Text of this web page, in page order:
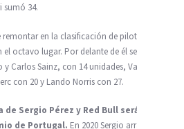
sumó 34.
en la clasificación de pilotos, ya
octavo lugar. Por delante de él se
Carlos Sainz, con 14 unidades, Valtteri
con 20 y Lando Norris con 27.
Sergio Pérez y Red Bull será el 2
de Portugal. En 2020 Sergio arrancó